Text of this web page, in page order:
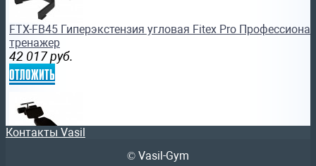
FTX-FB45 Гиперэкстензия угловая Fitex Pro
тренажер
42 017 руб.
отложить
Контакты Vasil
© Vasil-Gym